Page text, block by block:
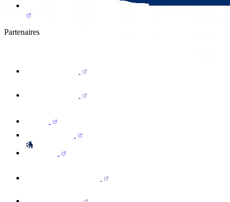
Partenaires